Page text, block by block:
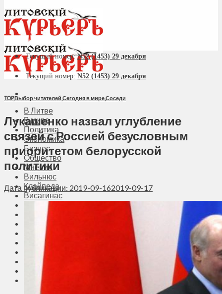
В Литве
В мире
Политика
Экономика
Бизнес
Общество
Мнения
Вильнюс
Клайпеда
Висагинас
Регионы
Соседи
Транспорт
Выбор читателей
Калейдоскоп
Армия
Сейм Литвы
Культура
Больше
Текущий номер:N52 (1453) 29 декабря
Текущий номер: N52 (1453) 29 декабря
TOP,Выбор читателей,Сегодня в мире,Соседи
Лукашенко назвал углубление
связей с Россией безусловным
приоритетом белорусской
политики
Дата публикации: 2019-09-162019-09-17